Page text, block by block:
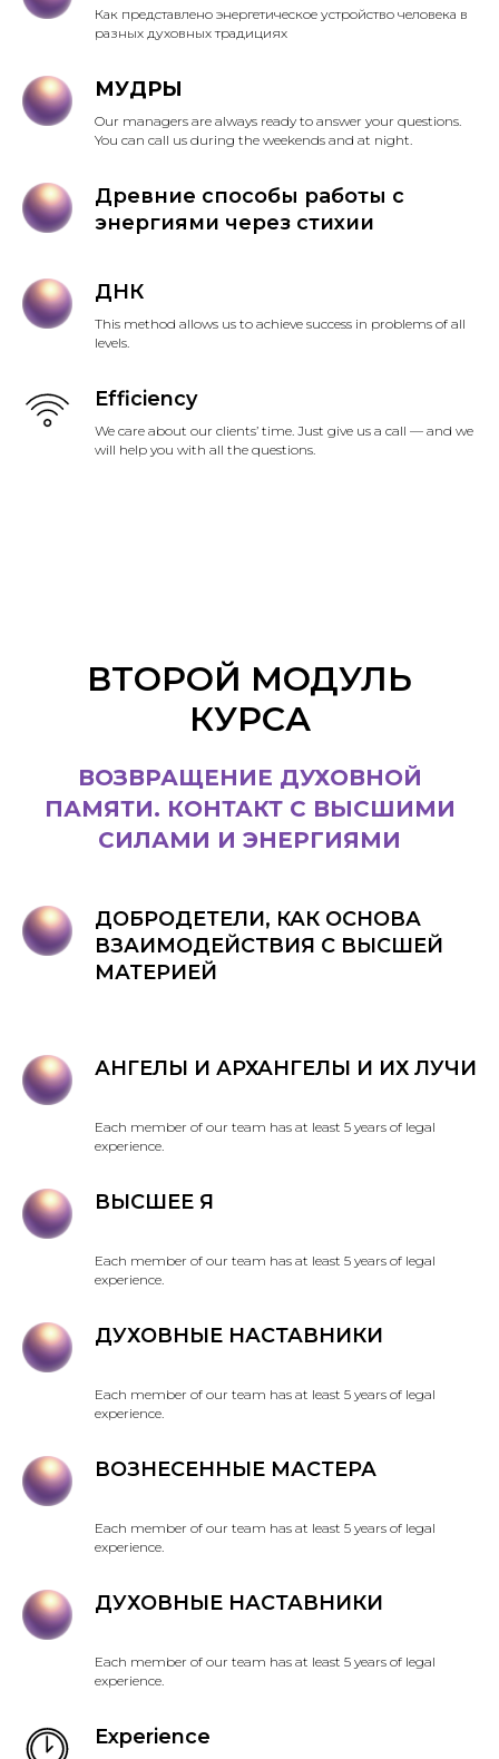
Как представлено энергетическое устройство человека в
разных духовных традициях
МУДРЫ
Our managers are always ready to answer your questions.
You can call us during the weekends and at night.
Древние способы работы с
энергиями через стихии
ДНК
This method allows us to achieve success in problems of all
levels.
Efficiency
We care about our clients’ time. Just give us a call — and we
will help you with all the questions.
ВТОРОЙ МОДУЛЬ
КУРСА
ВОЗВРАЩЕНИЕ ДУХОВНОЙ
ПАМЯТИ. КОНТАКТ С ВЫСШИМИ
СИЛАМИ И ЭНЕРГИЯМИ
ДОБРОДЕТЕЛИ, КАК ОСНОВА
ВЗАИМОДЕЙСТВИЯ С ВЫСШЕЙ
МАТЕРИЕЙ
АНГЕЛЫ И АРХАНГЕЛЫ И ИХ ЛУЧИ
Each member of our team has at least 5 years of legal
experience.
ВЫСШЕЕ Я
Each member of our team has at least 5 years of legal
experience.
ДУХОВНЫЕ НАСТАВНИКИ
Each member of our team has at least 5 years of legal
experience.
ВОЗНЕСЕННЫЕ МАСТЕРА
Each member of our team has at least 5 years of legal
experience.
ДУХОВНЫЕ НАСТАВНИКИ
Each member of our team has at least 5 years of legal
experience.
Experience